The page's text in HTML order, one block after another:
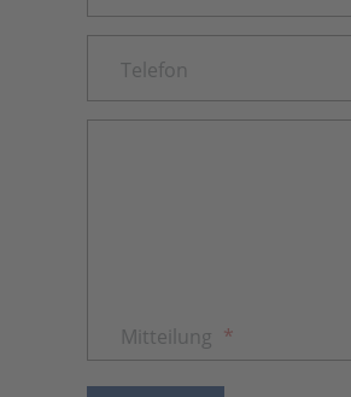
Telefon
Mitteilung *